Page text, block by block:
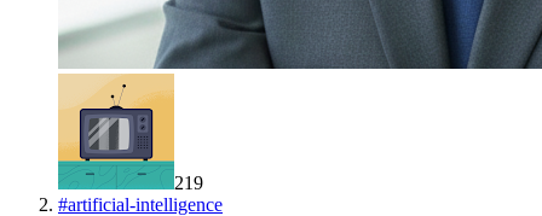
219
#artificial-intelligence